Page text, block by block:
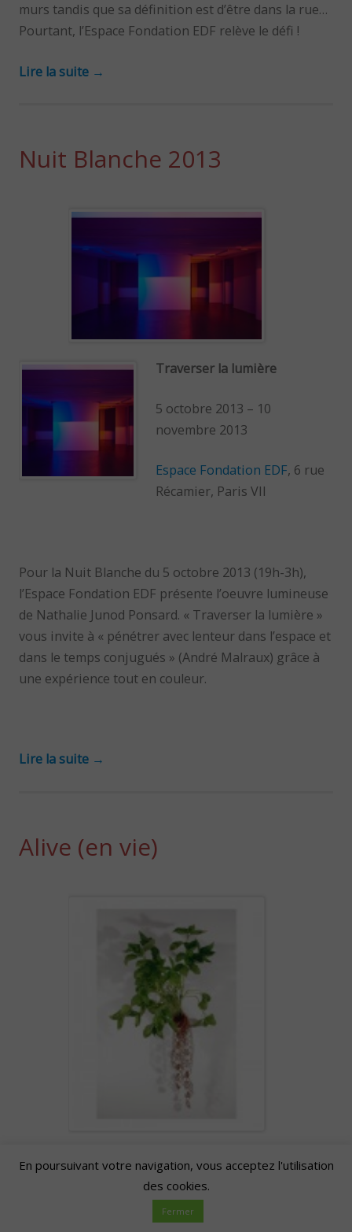
murs tandis que sa définition est d’être dans la rue…
Pourtant, l’Espace Fondation EDF relève le défi !
Lire la suite →
Nuit Blanche 2013
Traverser la lumière
5 octobre 2013 – 10
novembre 2013
Espace Fondation EDF, 6 rue
Récamier, Paris VII
Pour la Nuit Blanche du 5 octobre 2013 (19h-3h),
l’Espace Fondation EDF présente l’oeuvre lumineuse
de Nathalie Junod Ponsard. « Traverser la lumière »
vous invite à « pénétrer avec lenteur dans l’espace et
dans le temps conjugués » (André Malraux) grâce à
une expérience tout en couleur.
Lire la suite →
Alive (en vie)
Aux frontières du design
Jusqu’au 1er septembre 2013
En poursuivant votre navigation, vous acceptez l'utilisation
des cookies.
Fermer